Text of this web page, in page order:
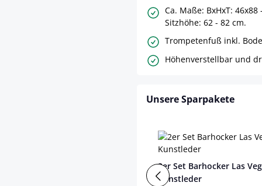
Ca. Maße: BxHxT:
Sitzhöhe: 62 - 82 cm.
Trompetenfuß inkl.
Höhenverstellbar und
Unsere Sparpakete
2er Set Barhocker Las
Kunstleder